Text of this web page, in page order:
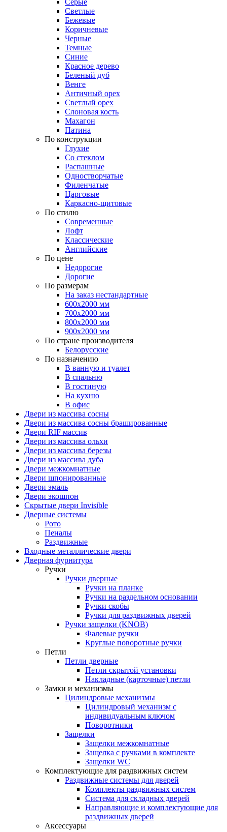
Светлые
Бежевые
Коричневые
Черные
Темные
Синие
Красное дерево
Беленый дуб
Венге
Античный орех
Светлый орех
Слоновая кость
Махагон
Патина
По конструкции
Глухие
Со стеклом
Распашные
Одностворчатые
Филенчатые
Царговые
Каркасно-щитовые
По стилю
Современные
Лофт
Классические
Английские
По цене
Недорогие
Дорогие
По размерам
На заказ нестандартные
600х2000 мм
700х2000 мм
800х2000 мм
900х2000 мм
По стране производителя
Белорусские
По назначению
В ванную и туалет
В спальню
В гостиную
На кухню
В офис
Двери из массива сосны
Двери из массива сосны брашированные
Двери RIF массив
Двери из массива ольхи
Двери из массива березы
Двери из массива дуба
Двери межкомнатные
Двери шпонированные
Двери эмаль
Двери экошпон
Скрытые двери Invisible
Дверные системы
Рото
Пеналы
Раздвижные
Входные металлические двери
Дверная фурнитура
Ручки
Ручки дверные
Ручки на планке
Ручки на раздельном основании
Ручки скобы
Ручки для раздвижных дверей
Ручки защелки (KNOB)
Фалевые ручки
Круглые поворотные ручки
Петли
Петли дверные
Петли скрытой установки
Накладные (карточные) петли
Замки и механизмы
Цилиндровые механизмы
Цилиндровый механизм с
индивидуальным ключом
Поворотники
Защелки
Защелки межкомнатные
Защелка с ручками в комплекте
Защелки WC
Комплектующие для раздвижных систем
Раздвижные системы для дверей
Комплекты раздвижных систем
Система для складных дверей
Направляющие и комплектующие для
раздвижных дверей
Аксессуары